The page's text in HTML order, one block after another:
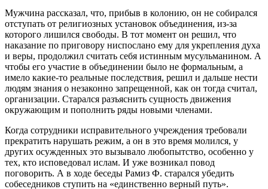
Мужчина рассказал, что, прибыв в колонию, он не собирался
отступать от религиозных установок объединения, из-за
которого лишился свободы. В тот момент он решил, что
наказание по приговору ниспослано ему для укрепления духа
и веры, продолжил считать себя истинным мусульманином. А
чтобы его участие в объединении было не формальным, а
имело какие-то реальные последствия, решил и дальше нести
людям знания о незаконно запрещенной, как он тогда считал,
организации. Старался разъяснить сущность движения
окружающим и пополнить ряды новыми членами.
Когда сотрудники исправительного учреждения требовали
прекратить нарушать режим, а он в это время молился, у
других осужденных это вызывало любопытство, особенно у
тех, кто исповедовал ислам. И уже возникал повод
поговорить. А в ходе беседы Рамиз Ф. старался убедить
собеседников ступить на «единственно верный путь».